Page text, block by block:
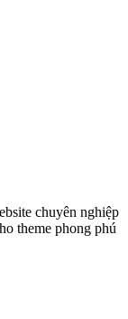
chuyên nghiệp
theme phong phú